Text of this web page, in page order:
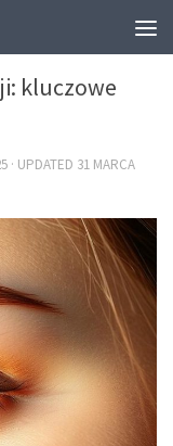
kluczowe
· UPDATED 31 MARCA